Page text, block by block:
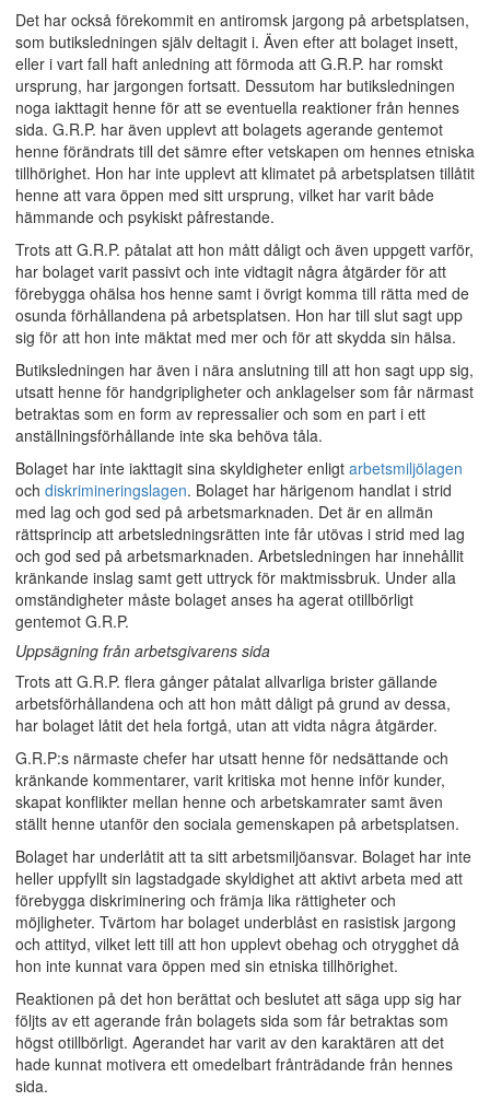
Det har också förekommit en antiromsk jargong på arbetsplatsen,
som butiksledningen själv deltagit i. Även efter att bolaget insett,
eller i vart fall haft anledning att förmoda att G.R.P. har romskt
ursprung, har jargongen fortsatt. Dessutom har butiksledningen
noga iakttagit henne för att se eventuella reaktioner från hennes
sida. G.R.P. har även upplevt att bolagets agerande gentemot
henne förändrats till det sämre efter vetskapen om hennes etniska
tillhörighet. Hon har inte upplevt att klimatet på arbetsplatsen tillåtit
henne att vara öppen med sitt ursprung, vilket har varit både
hämmande och psykiskt påfrestande.
Trots att G.R.P. påtalat att hon mått dåligt och även uppgett varför,
har bolaget varit passivt och inte vidtagit några åtgärder för att
förebygga ohälsa hos henne samt i övrigt komma till rätta med de
osunda förhållandena på arbetsplatsen. Hon har till slut sagt upp
sig för att hon inte mäktat med mer och för att skydda sin hälsa.
Butiksledningen har även i nära anslutning till att hon sagt upp sig,
utsatt henne för handgripligheter och anklagelser som får närmast
betraktas som en form av repressalier och som en part i ett
anställningsförhållande inte ska behöva tåla.
Bolaget har inte iakttagit sina skyldigheter enligt arbetsmiljölagen
och diskrimineringslagen. Bolaget har härigenom handlat i strid
med lag och god sed på arbetsmarknaden. Det är en allmän
rättsprincip att arbetsledningsrätten inte får utövas i strid med lag
och god sed på arbetsmarknaden. Arbetsledningen har innehållit
kränkande inslag samt gett uttryck för maktmissbruk. Under alla
omständigheter måste bolaget anses ha agerat otillbörligt
gentemot G.R.P.
Uppsägning från arbetsgivarens sida
Trots att G.R.P. flera gånger påtalat allvarliga brister gällande
arbetsförhållandena och att hon mått dåligt på grund av dessa,
har bolaget låtit det hela fortgå, utan att vidta några åtgärder.
G.R.P:s närmaste chefer har utsatt henne för nedsättande och
kränkande kommentarer, varit kritiska mot henne inför kunder,
skapat konflikter mellan henne och arbetskamrater samt även
ställt henne utanför den sociala gemenskapen på arbetsplatsen.
Bolaget har underlåtit att ta sitt arbetsmiljöansvar. Bolaget har inte
heller uppfyllt sin lagstadgade skyldighet att aktivt arbeta med att
förebygga diskriminering och främja lika rättigheter och
möjligheter. Tvärtom har bolaget underblåst en rasistisk jargong
och attityd, vilket lett till att hon upplevt obehag och otrygghet då
hon inte kunnat vara öppen med sin etniska tillhörighet.
Reaktionen på det hon berättat och beslutet att säga upp sig har
följts av ett agerande från bolagets sida som får betraktas som
högst otillbörligt. Agerandet har varit av den karaktären att det
hade kunnat motivera ett omedelbart frånträdande från hennes
sida.